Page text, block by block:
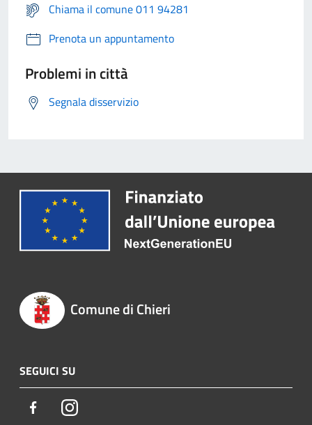
Chiama il comune 011 94281
Prenota un appuntamento
Problemi in città
Segnala disservizio
Comune di Chieri
SEGUICI SU
FacebookInstagram